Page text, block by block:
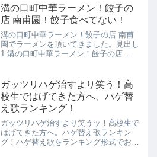
事決まらない場面も人生の1つの側面ス
ポンサーリンク /...
溝の口町中華ラーメン！餃子の
店 南甫園！餃子食べてない！
溝の口町中華ラーメン！餃子の店 南甫
園でラーメンを頂いてきました。見出し
1.溝の口町中華ラーメン！餃子の店 南
町中華ラーメン！餃子の店 南甫園🍀ラ
ーメンも食べた...
ガッツリハゲ治すより笑う！高
校生ではげてきた方へ、ハゲ替
え歌ランキング！
ガッツリハゲ治すより笑うッ！高校生で
はげてきた方へ。ハゲ替え歌ランキン
グ！ハゲ替え歌をランキング形式でお届